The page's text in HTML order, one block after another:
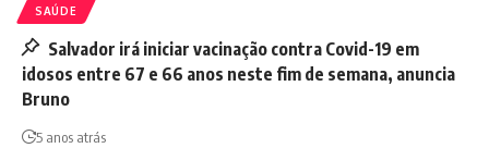
SAÚDE
Salvador irá iniciar vacinação contra Covid-19 em
idosos entre 67 e 66 anos neste fim de semana, anuncia
Bruno
5 anos atrás